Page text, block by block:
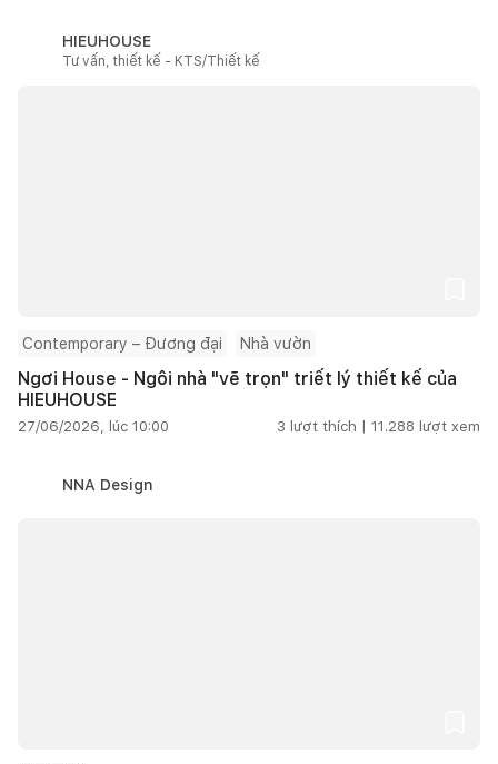
HIEUHOUSE
Tư vấn, thiết kế - KTS/Thiết kế
Contemporary – Đương đại Nhà vườn
Ngơi House - Ngôi nhà "vẽ trọn" triết lý thiết kế của
HIEUHOUSE
27/06/2026, lúc 10:00 3 lượt thích | 11.288 lượt xem
NNA Design